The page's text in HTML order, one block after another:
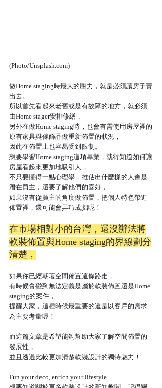
(Photo/Unsplash.com)
做Home staging時最大的壓力，就是必須讓房子賣
出去。
所以首先看起來老舊或是有故障的地方，就必須
由Home stager安排修繕，
另外在做Home staging時，也會有需使用房屋裡的
原有家具與傢飾品做重新佈置的狀況，
因此在佈置上也容易受到限制。
想要學習Home staging這項專業，就得知道如何讓
房屋看起來更加地吸引人，
不只要懂得一點心理學，推估出什麼樣的人會是
潛在買主，還要了解他們的喜好，
如果沒有從買主的角度做佈置，把個人特色帶進
佈置裡，還可能會弄巧成拙呢！
在市場相對小的台灣，還沒辦法將
軟裝佈置與Home staging的界線劃分
清楚，
如果你已經朝著空間佈置這條路走，
有時候會碰到無法定義是屬於軟裝佈置還是Home
staging的案件，
提醒大家，這種時候最重要的還是以客戶的需求
為主要考量喔！
而這篇文章是希望能夠幫助大家了解空間佈置的
發展性，
並且透過比較更加清楚軟裝設計的獨特魅力！
Fun your deco, enrich your lifestyle.